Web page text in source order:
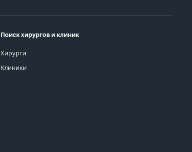
Поиск хирургов и клиник
Хирурги
Клиники